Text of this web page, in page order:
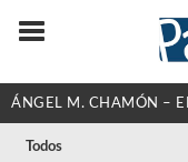
ÁNGEL M. CHAMÓN –
Todos